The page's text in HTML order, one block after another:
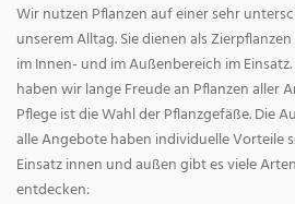
Wir nutzen Pflanzen auf einer sehr
unserem Alltag. Sie dienen als
im Innen- und im Außenbereich im
haben wir lange Freude an Pflanzen aller
Pflege ist die Wahl der Pflanzgefäße. Die
alle Angebote haben individuelle Vorteile
Einsatz innen und außen gibt es viele
entdecken: